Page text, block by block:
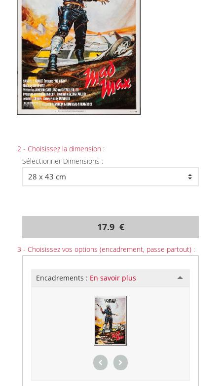
2 - Choisissez la dimension :
Sélectionner Dimensions :
17.9 €
3 - Choisissez vos options (encadrement, passe partout) :
Encadrements : En savoir plus